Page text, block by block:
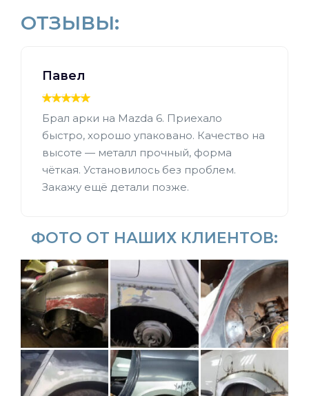
ОТЗЫВЫ:
Павел
Брал арки на Mazda 6. Приехало
быстро, хорошо упаковано. Качество на
высоте — металл прочный, форма
чёткая. Установилось без проблем.
Закажу ещё детали позже.
ФОТО ОТ НАШИХ КЛИЕНТОВ: